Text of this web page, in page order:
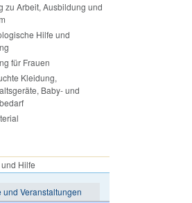
zu Arbeit, Ausbildung und
Hilfe und
für Frauen
Kleidung,
Baby- und
Hilfe
und Veranstaltungen